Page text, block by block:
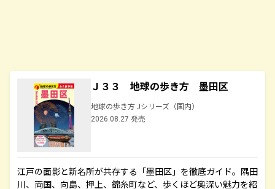
Ｊ３３ 地球の歩き方 墨田区
地球の歩き方 Jシリーズ（国内）
2026.08.27 発売
江戸の面影と新名所が共存する「墨田区」を徹底ガイド。隅田
川、両国、向島、押上、錦糸町など、歩くほど奥深い魅力を紹